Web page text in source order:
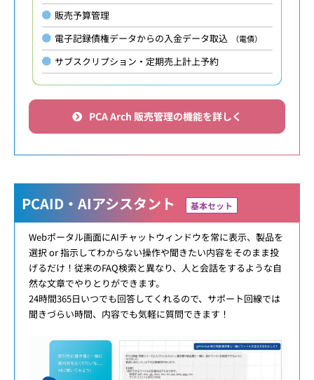
販売予算管理
電子記録債権データからの入金データ取込
（電債）
サブスクリプション・定期売上計上予約
PCA Arch 販売管理の機能を詳しく
PCAID・AIアシスタント 基本セット
Webポータル画面にAIチャットウィンドウを常に表示、製品を
選択 or 指示してわからない操作や聞きたい内容をそのまま投
げるだけ！従来のFAQ検索と異なり、人と会話をするような自
然な文章でやりとりができます。
24時間365日いつでも回答してくれるので、サポート回線では
聞きづらい時間、内容でも気軽に質問できます！